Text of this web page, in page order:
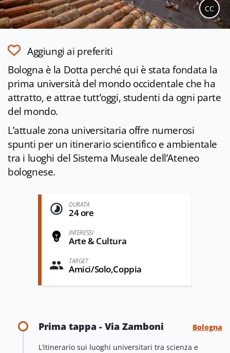
CC
Aggiungi ai preferiti
Bologna è la Dotta perché qui è stata fondata la
prima università del mondo occidentale che ha
attratto, e attrae tutt’oggi, studenti da ogni parte
del mondo.
L’attuale zona universitaria offre numerosi
spunti per un itinerario scientifico e ambientale
tra i luoghi del Sistema Museale dell’Ateneo
bolognese.
DURATA
24 ore
INTERESSI
Arte & Cultura
TARGET
Amici/Solo,Coppia
Prima tappa - Via Zamboni Bologna
L’itinerario sui luoghi universitari tra scienza e